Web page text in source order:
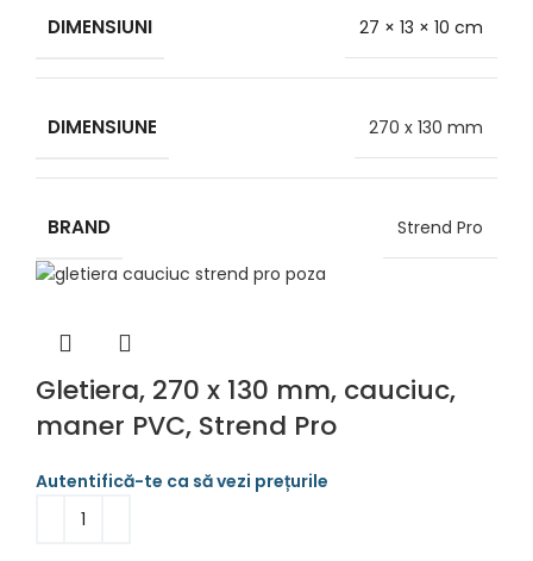
DIMENSIUNI 27 × 13 × 10 cm
DIMENSIUNE 270 x 130 mm
BRAND Strend Pro
Gletiera, 270 x 130 mm, cauciuc,
maner PVC, Strend Pro